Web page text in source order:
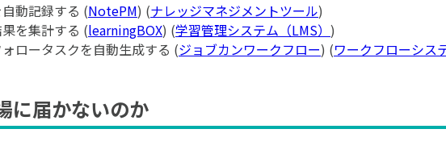
動記録する (NotePM) (ナレッジマネジメントツール)
を集計する (learningBOX) (学習管理システム（LMS） )
ロータスクを自動生成する (ジョブカンワークフロー) (ワークフローシス
に届かないのか